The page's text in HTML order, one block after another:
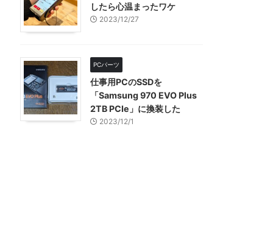
したら心温まったワケ
2023/12/27
PCパーツ
仕事用PCのSSDを
「Samsung 970 EVO Plus
2TB PCIe」に換装した
2023/12/1